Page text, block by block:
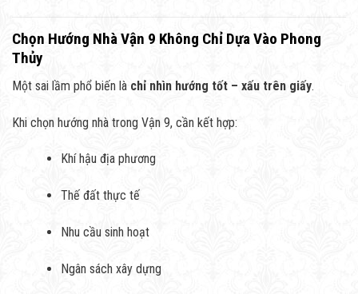
Chọn Hướng Nhà Vận 9 Không Chỉ Dựa Vào Phong
Thủy
Một sai lầm phổ biến là chỉ nhìn hướng tốt – xấu trên giấy.
Khi chọn hướng nhà trong Vận 9, cần kết hợp:
Khí hậu địa phương
Thế đất thực tế
Nhu cầu sinh hoạt
Ngân sách xây dựng